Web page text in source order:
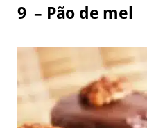
9 – Pão de mel